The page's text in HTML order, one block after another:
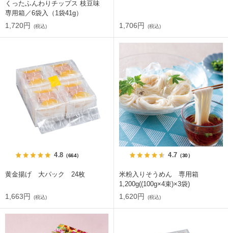
くったふんわりチップス 枝豆味
専用箱／6袋入（1袋41g）
1,720円 (税込) 1,706円 (税込)
4.8（664）
黄金揚げ 大パック 24枚
1,663円 (税込)
4.7 （30）
米粉入りそうめん 専用箱
1,200g((100g×4束)×3袋)
1,620円 (税込)